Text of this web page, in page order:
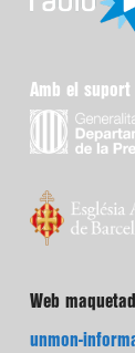
Amb el suport
Web
unmon-